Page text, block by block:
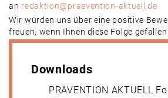
an redaktion@praevention-aktuell.de
Wir würden uns über eine positive
freuen, wenn Ihnen diese Folge gefallen
Downloads
PRÄVENTION AKTUELL